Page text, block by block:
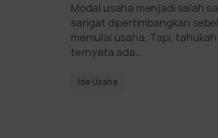
Modal usaha menjadi salah
sangat dipertimbangkan
memulai usaha. Tapi,
ternyata ada…
Ide Usaha